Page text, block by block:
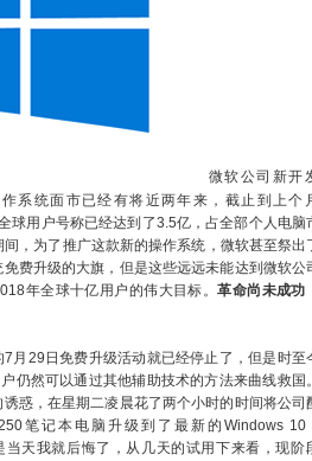
微软公司新开
作系统面市已经有将近两年来，截止到上个
球用户号称已经达到了3.5亿，占全部个人电脑
，为了推广这款新的操作系统，微软甚至祭出
免费升级的大旗，但是这些远远未能达到微软公
年全球十亿用户的伟大目标。革命尚未成功
29日免费升级活动就已经停止了，但是时至
仍然可以通过其他辅助技术的方法来曲线救国
惑，在星期二凌晨花了两个小时的时间将公司
笔记本电脑升级到了最新的Windows 10
当天我就后悔了，从几天的试用下来看，现阶